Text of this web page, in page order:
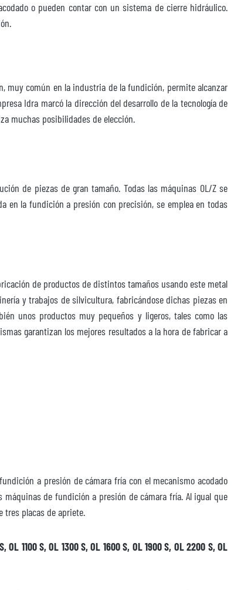
o pueden contar con un sistema de cierre hidráulico.
muy común en la industria de la fundición, permite alcanzar
Idra marcó la dirección del desarrollo de la tecnología de
muchas posibilidades de elección.
de piezas de gran tamaño. Todas las máquinas OL/Z se
en la fundición a presión con precisión, se emplea en todas
de productos de distintos tamaños usando este metal
y trabajos de silvicultura, fabricándose dichas piezas en
unos productos muy pequeños y ligeros, tales como las
garantizan los mejores resultados a la hora de fabricar a
a presión de cámara fría con el mecanismo acodado
de fundición a presión de cámara fría. Al igual que
tres placas de apriete.
1100 S, OL 1300 S, OL 1600 S, OL 1900 S, OL 2200 S, OL